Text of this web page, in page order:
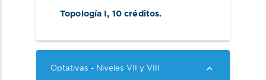
Topología I, 10 créditos.
Optativas - Niveles VII y VIII